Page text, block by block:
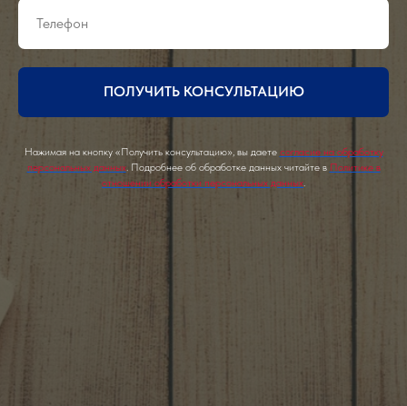
ПОЛУЧИТЬ КОНСУЛЬТАЦИЮ
Нажимая на кнопку «Получить консультацию», вы даете согласие на обработку
персональных данных. Подробнее об обработке данных читайте в Политике в
отношении обработки персональных данных.